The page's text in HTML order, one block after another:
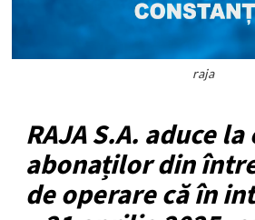
raja
RAJA S.A. aduce
abonaților din
de operare că în